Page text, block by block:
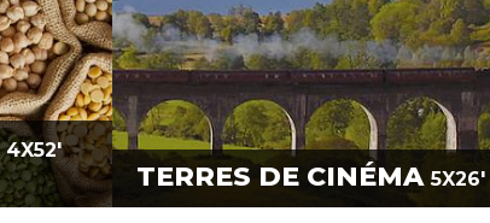
4X52'
TERRES DE CINÉMA 5X26'